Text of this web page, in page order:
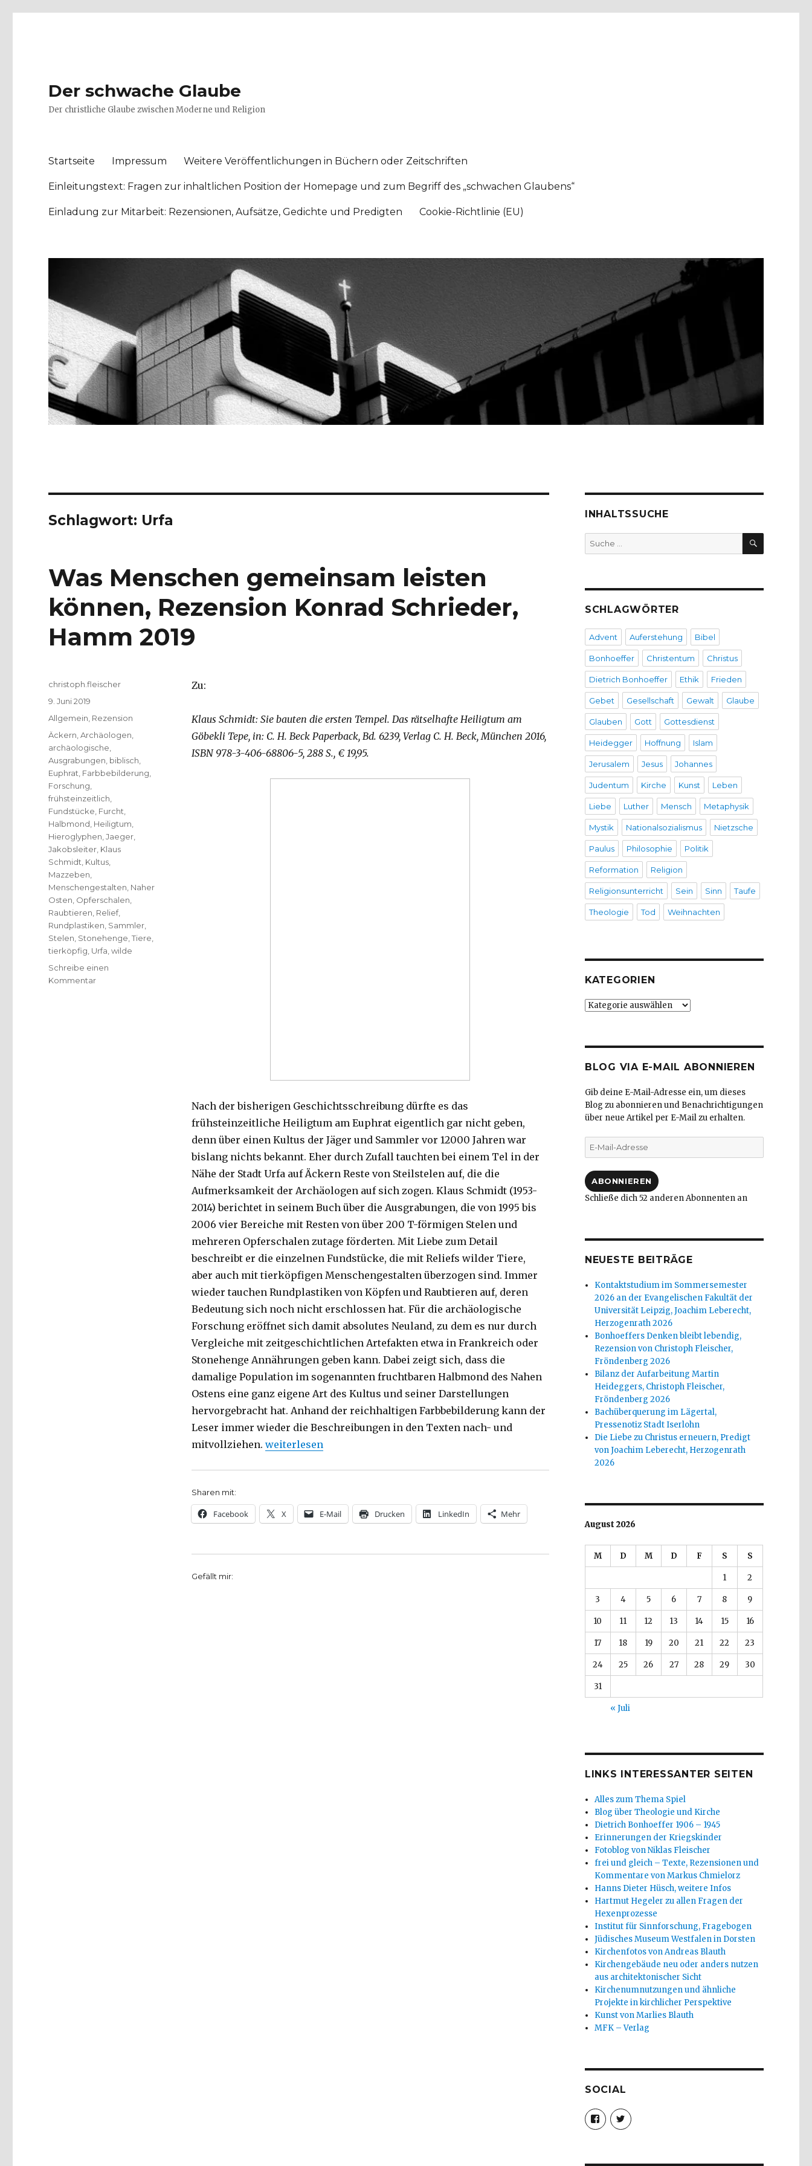
Der schwache Glaube
Der christliche Glaube zwischen Moderne und Religion
Startseite Impressum Weitere Veröffentlichungen in Büchern oder Zeitschriften
Einleitungstext: Fragen zur inhaltlichen Position der Homepage und zum Begriff des „schwachen Glaubens“
Einladung zur Mitarbeit: Rezensionen, Aufsätze, Gedichte und Predigten Cookie-Richtlinie (EU)
Schlagwort: Urfa
Was Menschen gemeinsam leisten
können, Rezension Konrad Schrieder,
Hamm 2019
Zu:
Klaus Schmidt: Sie bauten die ersten Tempel. Das rätselhafte Heiligtum am
Göbekli Tepe, in: C. H. Beck Paperback, Bd. 6239, Verlag C. H. Beck, München 2016,
ISBN 978-3-406-68806-5, 288 S., € 19,95.
Nach der bisherigen Geschichtsschreibung dürfte es das
frühsteinzeitliche Heiligtum am Euphrat eigentlich gar nicht geben,
denn über einen Kultus der Jäger und Sammler vor 12000 Jahren war
bislang nichts bekannt. Eher durch Zufall tauchten bei einem Tel in der
Nähe der Stadt Urfa auf Äckern Reste von Steilstelen auf, die die
Aufmerksamkeit der Archäologen auf sich zogen. Klaus Schmidt (1953-
2014) berichtet in seinem Buch über die Ausgrabungen, die von 1995 bis
2006 vier Bereiche mit Resten von über 200 T-förmigen Stelen und
mehreren Opferschalen zutage förderten. Mit Liebe zum Detail
beschreibt er die einzelnen Fundstücke, die mit Reliefs wilder Tiere,
aber auch mit tierköpfigen Menschengestalten überzogen sind. Immer
wieder tauchen Rundplastiken von Köpfen und Raubtieren auf, deren
Bedeutung sich noch nicht erschlossen hat. Für die archäologische
Forschung eröffnet sich damit absolutes Neuland, zu dem es nur durch
Vergleiche mit zeitgeschichtlichen Artefakten etwa in Frankreich oder
Stonehenge Annährungen geben kann. Dabei zeigt sich, dass die
damalige Population im sogenannten fruchtbaren Halbmond des Nahen
Ostens eine ganz eigene Art des Kultus und seiner Darstellungen
hervorgebracht hat. Anhand der reichhaltigen Farbbebilderung kann der
Leser immer wieder die Beschreibungen in den Texten nach- und
mitvollziehen. „Was Menschen gemeinsam leisten können, Rezension Konrad Schrieder, Hamm 2019“
weiterlesen
Sharen mit:
Facebook X E-Mail Drucken LinkedIn Mehr
Gefällt mir:
Autor
christoph.fleischer
Veröffentlicht
am
9. Juni 2019
Kategorien
Allgemein Rezension
Schlagwörter
Äckern ,Archäologen
archäologische
Ausgrabungen biblisch
Euphrat Farbbebilderung
Forschung
frühsteinzeitlich
Fundstücke Furcht
Halbmond Heiligtum
Hieroglyphen ,Jaeger
Jakobsleiter Klaus
Schmidt Kultus
Mazzeben
Menschengestalten Naher
Osten Opferschalen
Raubtieren Relief,
Rundplastiken Sammler
Stelen Stonehenge ,Tiere
tierköpfig Urfa ,wilde
Schreibe einen
Kommentarzu
INHALTSSUCHE
Suche
nach:
SUCHEN
SCHLAGWÖRTER
Advent Auferstehung Bibel
Bonhoeffer Christentum Christus
Dietrich Bonhoeffer Ethik Frieden
Gebet Gesellschaft Gewalt Glaube
Glauben Gott Gottesdienst
Heidegger Hoffnung Islam
Jerusalem Jesus Johannes
Judentum Kirche Kunst Leben
Liebe Luther Mensch Metaphysik
Mystik Nationalsozialismus Nietzsche
Paulus Philosophie Politik
Reformation Religion
Religionsunterricht Sein Sinn Taufe
Theologie Tod Weihnachten
KATEGORIEN
Kategorien
BLOG VIA E-MAIL ABONNIEREN
Gib deine E-Mail-Adresse ein, um dieses
Blog zu abonnieren und Benachrichtigungen
über neue Artikel per E-Mail zu erhalten.
E-
Mail-
ABONNIEREN
Schließe dich 52 anderen Abonnenten an
NEUESTE BEITRÄGE
Kontaktstudium im Sommersemester
2026 an der Evangelischen Fakultät der
Universität Leipzig, Joachim Leberecht,
Herzogenrath 2026
Bonhoeffers Denken bleibt lebendig,
Rezension von Christoph Fleischer,
Fröndenberg 2026
Bilanz der Aufarbeitung Martin
Heideggers, Christoph Fleischer,
Fröndenberg 2026
Bachüberquerung im Lägertal,
Pressenotiz Stadt Iserlohn
Die Liebe zu Christus erneuern, Predigt
von Joachim Leberecht, Herzogenrath
2026
August 2026
M D M D F S S
1 2
3 4 5 6 7 8 9
10 11 12 13 14 15 16
17 18 19 20 21 22 23
24 25 26 27 28 29 30
31
« Juli
LINKS INTERESSANTER SEITEN
Alles zum Thema Spiel
Blog über Theologie und Kirche
Dietrich Bonhoeffer 1906 – 1945
Erinnerungen der Kriegskinder
Fotoblog von Niklas Fleischer
frei und gleich – Texte, Rezensionen und
Kommentare von Markus Chmielorz
Hanns Dieter Hüsch, weitere Infos
Hartmut Hegeler zu allen Fragen der
Hexenprozesse
Institut für Sinnforschung, Fragebogen
Jüdisches Museum Westfalen in Dorsten
Kirchenfotos von Andreas Blauth
Kirchengebäude neu oder anders nutzen
aus architektonischer Sicht
Kirchenumnutzungen und ähnliche
Projekte in kirchlicher Perspektive
Kunst von Marlies Blauth
MFK – Verlag
SOCIAL
Profil
von
christoph.fleischer1
anzeigen
Profil
von
anzeigen